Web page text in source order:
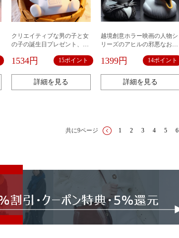
クリエイティブな男の子と女
の子の誕生日プレゼント、宇
金箱、ギフト、宇宙飛行士の
1534円 15ポイント
詳細を見る
越境創意ホラー映画の人物シ
リーズのアヒルの邪悪なおか
スクトップの樹脂の置物
1399円 14ポイント
詳細を見る
1 2 3 4 5 6
共に9ページ